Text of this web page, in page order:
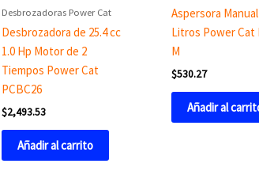
Desbrozadoras Power Cat
Desbrozadora de 25.4 cc
1.0 Hp Motor de 2
Tiempos Power Cat
PCBC26
$2,493.53
Añadir al carrito
Aspersora
Litros Power Cat
M
$530.27
Añadir al